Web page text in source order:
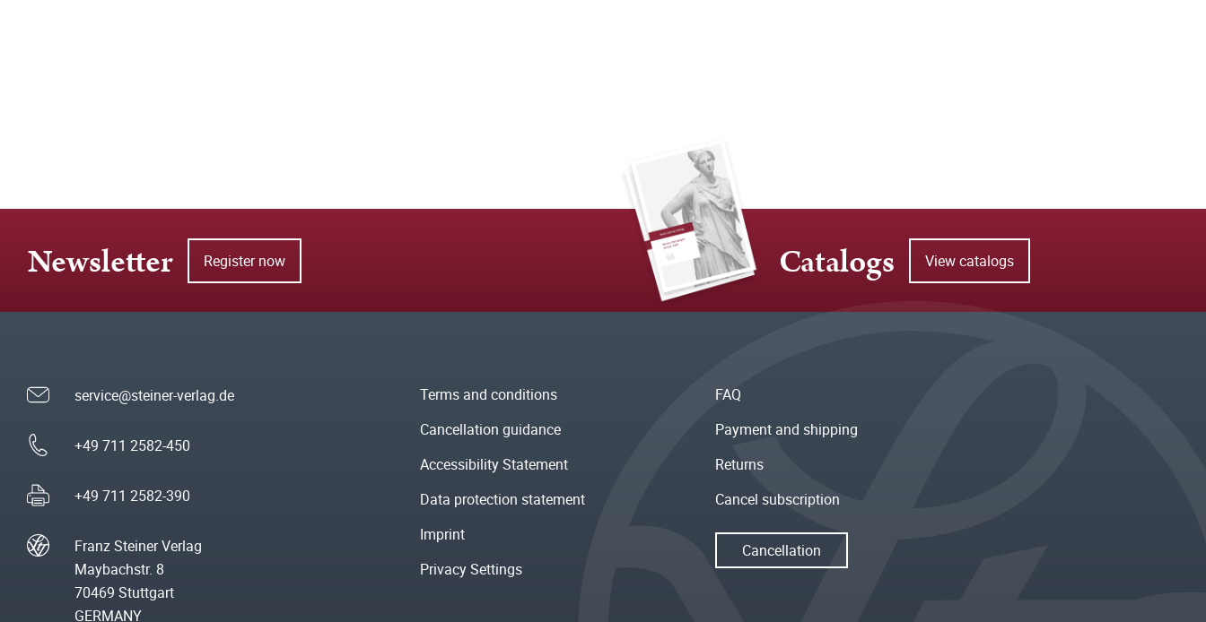
Newsletter Register now Catalogs View catalogs
service@steiner-verlag.de
+49 711 2582-450
+49 711 2582-390
Franz Steiner Verlag
Maybachstr. 8
70469 Stuttgart
GERMANY
Terms and conditions
Cancellation guidance
Accessibility Statement
Data protection statement
Imprint
Privacy Settings
FAQ
Payment and shipping
Returns
Cancel subscription
Cancellation